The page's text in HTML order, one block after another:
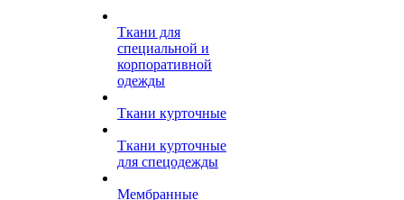
Ткани для
специальной и
корпоративной
одежды
Ткани курточные
Ткани курточные
для спецодежды
Мембранные